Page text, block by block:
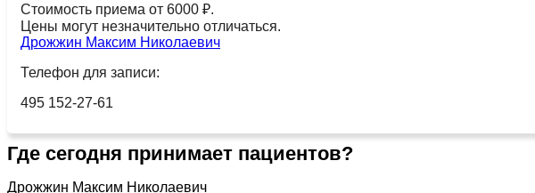
Стоимость приема от 6000 ₽.
Цены могут незначительно отличаться.
Дрожжин Максим Николаевич
Телефон для записи:
495 152-27-61
Где сегодня принимает пациентов?
Дрожжин Максим Николаевич